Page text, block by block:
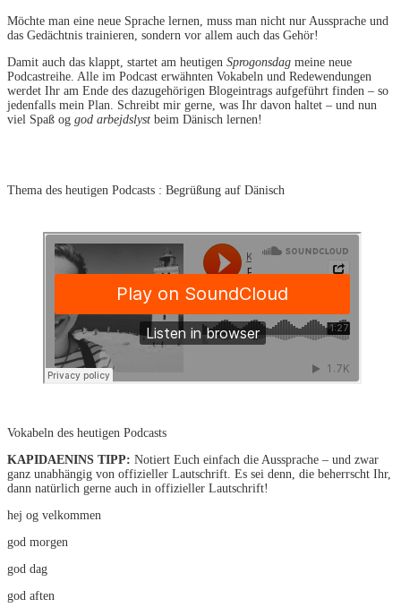
Möchte man eine neue Sprache lernen, muss man nicht nur Aussprache und
das Gedächtnis trainieren, sondern vor allem auch das Gehör!
Damit auch das klappt, startet am heutigen Sprogonsdag meine neue
Podcastreihe. Alle im Podcast erwähnten Vokabeln und Redewendungen
werdet Ihr am Ende des dazugehörigen Blogeintrags aufgeführt finden – so
jedenfalls mein Plan. Schreibt mir gerne, was Ihr davon haltet – und nun
viel Spaß og god arbejdslyst beim Dänisch lernen!
Thema des heutigen Podcasts : Begrüßung auf Dänisch
Vokabeln des heutigen Podcasts
KAPIDAENINS TIPP: Notiert Euch einfach die Aussprache – und zwar
ganz unabhängig von offizieller Lautschrift. Es sei denn, die beherrscht Ihr,
dann natürlich gerne auch in offizieller Lautschrift!
hej og velkommen
god morgen
god dag
god aften